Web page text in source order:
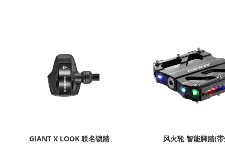
GIANT X LOOK 联名锁踏 风火轮 智能脚踏(